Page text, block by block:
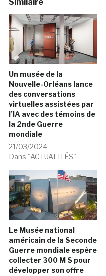
Similaire
Un musée de la
Nouvelle-Orléans lance
des conversations
virtuelles assistées par
l’IA avec des témoins de
la 2nde Guerre
mondiale
21/03/2024
Dans "ACTUALITÉS"
Le Musée national
américain de la Seconde
Guerre mondiale espère
collecter 300 M $ pour
développer son offre